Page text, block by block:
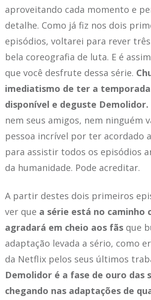
aproveitando cada momento e
detalhe. Como já fiz nos dois
episódios, voltarei para rever três
bela coreografia de luta. E é
que você desfrute dessa série.
imediatismo de ter a
disponível e deguste Demolidor.
nem seus amigos, nem ninguém
pessoa incrível por ter acordado
para assistir todos os episódios
da humanidade. Pode acreditar.
A partir destes dois primeiros
ver que a série está no caminho
agradará em cheio aos fãs que
adaptação levada a sério, como
da Netflix pelos seus últimos
Demolidor é a fase de ouro das
chegando nas adaptações de